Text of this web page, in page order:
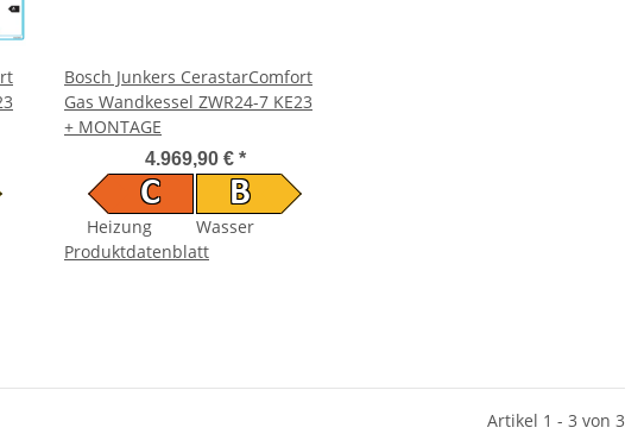
Bosch Junkers CerastarComfort
Gas Wandkessel ZWR24-7 KE23
+ MONTAGE
4.969,90 € *
C
Heizung
B
Wasser
Produktdatenblatt
Artikel 1 - 3 von 3